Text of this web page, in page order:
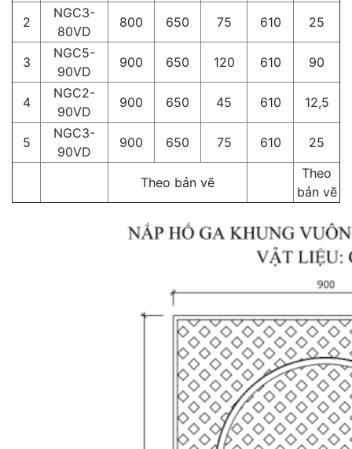
2
NGC3-
80VD
800 650 75 610 25
3
NGC5-
90VD
900 650 120 610 90
4
NGC2-
90VD
900 650 45 610 12,5
5
NGC3-
90VD
900 650 75 610 25
Theo bản vẽ
Theo
bản vẽ